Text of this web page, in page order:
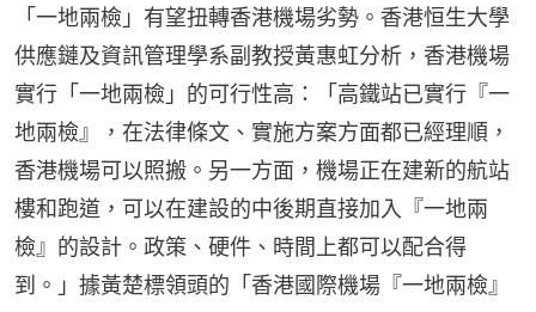
「一地兩檢」有望扭轉香港機場劣勢。香港恒生大學
供應鏈及資訊管理學系副教授黃惠虹分析，香港機場
實行「一地兩檢」的可行性高：「高鐵站已實行『一
地兩檢』，在法律條文、實施方案方面都已經理順，
香港機場可以照搬。另一方面，機場正在建新的航站
樓和跑道，可以在建設的中後期直接加入『一地兩
檢』的設計。政策、硬件、時間上都可以配合得
到。」據黃楚標領頭的「香港國際機場『一地兩檢』